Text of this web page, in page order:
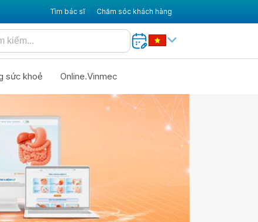
Tìm bác sĩ Chăm sóc khách hàng
sức khoẻ Online.Vinmec